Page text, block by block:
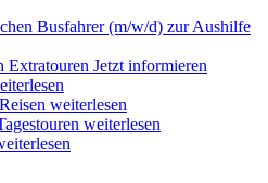
Busfahrer (m/w/d) zur Aushilfe
Extratouren Jetzt informieren
weiterlesen
weiterlesen